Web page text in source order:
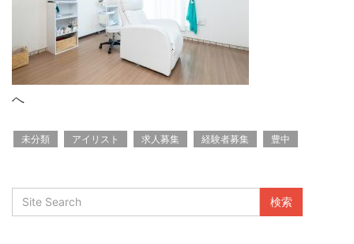
へ
未分類 アイリスト 求人募集 経験者募集 豊中